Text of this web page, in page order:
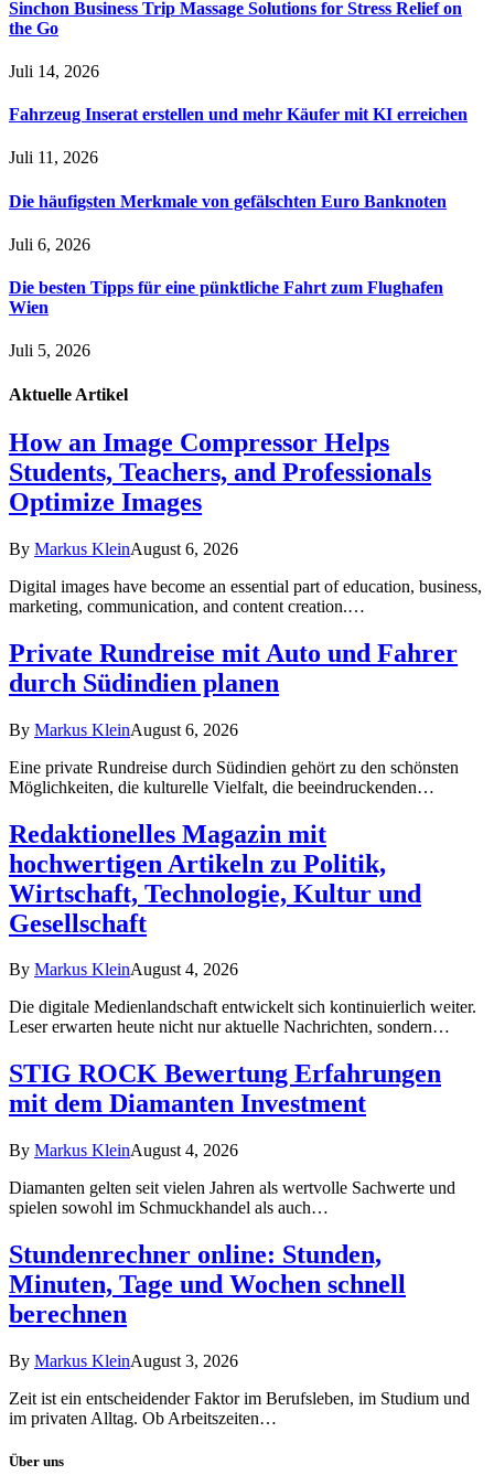
Sinchon Business Trip Massage Solutions for Stress Relief on
the Go
Juli 14, 2026
Fahrzeug Inserat erstellen und mehr Käufer mit KI erreichen
Juli 11, 2026
Die häufigsten Merkmale von gefälschten Euro Banknoten
Juli 6, 2026
Die besten Tipps für eine pünktliche Fahrt zum Flughafen
Wien
Juli 5, 2026
Aktuelle Artikel
How an Image Compressor Helps
Students, Teachers, and Professionals
Optimize Images
By Markus KleinAugust 6, 2026
Digital images have become an essential part of education, business,
marketing, communication, and content creation.…
Private Rundreise mit Auto und Fahrer
durch Südindien planen
By Markus KleinAugust 6, 2026
Eine private Rundreise durch Südindien gehört zu den schönsten
Möglichkeiten, die kulturelle Vielfalt, die beeindruckenden…
Redaktionelles Magazin mit
hochwertigen Artikeln zu Politik,
Wirtschaft, Technologie, Kultur und
Gesellschaft
By Markus KleinAugust 4, 2026
Die digitale Medienlandschaft entwickelt sich kontinuierlich weiter.
Leser erwarten heute nicht nur aktuelle Nachrichten, sondern…
STIG ROCK Bewertung Erfahrungen
mit dem Diamanten Investment
By Markus KleinAugust 4, 2026
Diamanten gelten seit vielen Jahren als wertvolle Sachwerte und
spielen sowohl im Schmuckhandel als auch…
Stundenrechner online: Stunden,
Minuten, Tage und Wochen schnell
berechnen
By Markus KleinAugust 3, 2026
Zeit ist ein entscheidender Faktor im Berufsleben, im Studium und
im privaten Alltag. Ob Arbeitszeiten…
Über uns